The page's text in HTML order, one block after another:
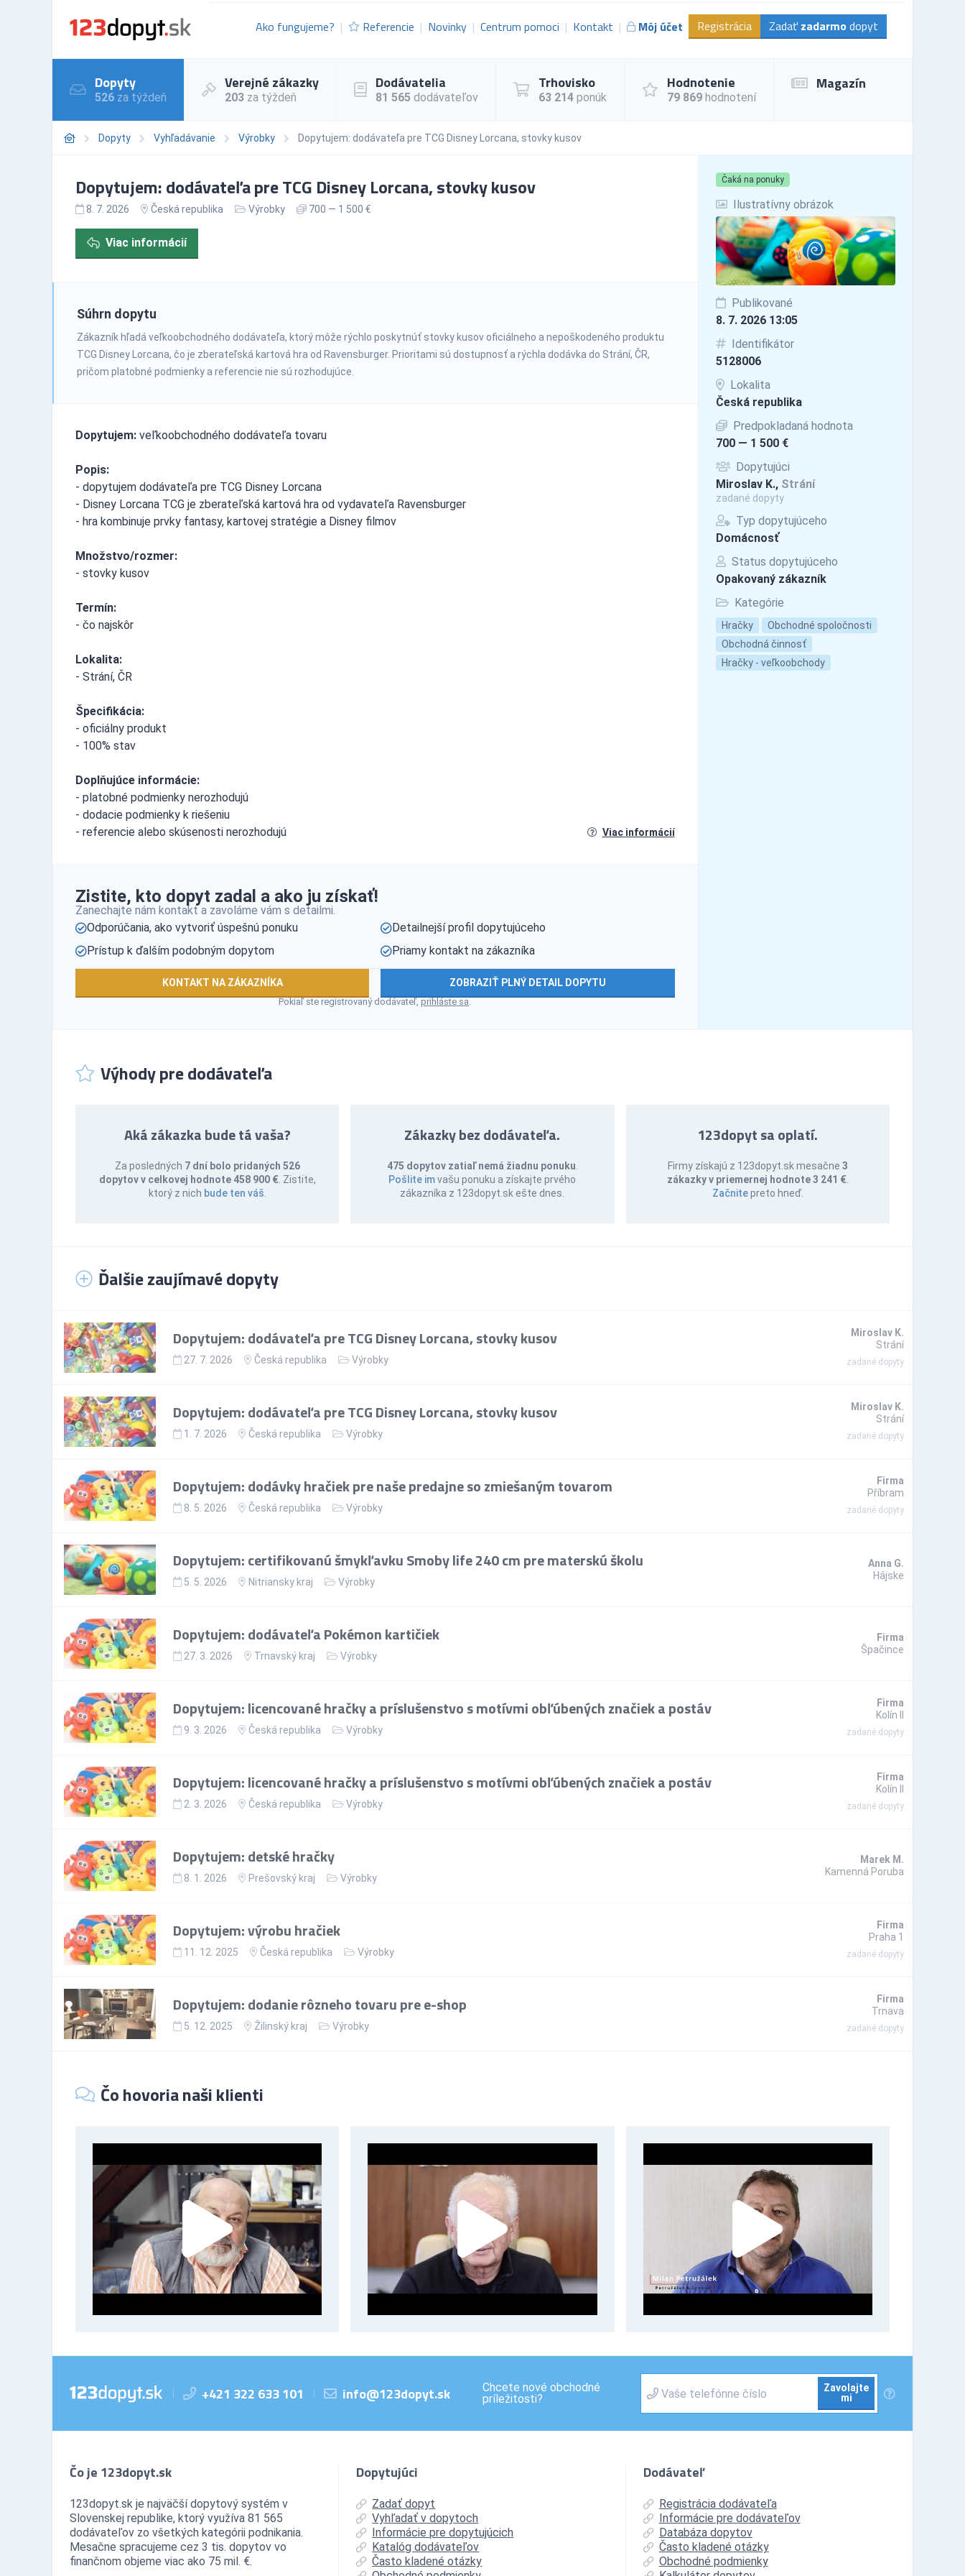
Ako fungujeme? Referencie Novinky Centrum pomoci Kontakt Môj účet Registrácia Zadať zadarmo dopyt
Dopyty
526 za týždeň
Verejné zákazky
203 za týždeň
Dodávatelia
81 565 dodávateľov
Trhovisko
63 214 ponúk
Hodnotenie
79 869 hodnotení
Magazín
Dopyty Vyhľadávanie Výrobky Dopytujem: dodávateľa pre TCG Disney Lorcana, stovky kusov
Čaká na ponuky
Ilustratívny obrázok
Publikované
8. 7. 2026 13:05
Identifikátor
5128006
Lokalita
Česká republika
Predpokladaná hodnota
700 — 1 500 €
Dopytujúci
Miroslav K., Strání
zadané dopyty
Typ dopytujúceho
Domácnosť
Status dopytujúceho
Opakovaný zákazník
Kategórie
Hračky
Obchodné spoločnosti
Obchodná činnosť
Hračky - veľkoobchody
Dopytujem: dodávateľa pre TCG Disney Lorcana, stovky kusov
8. 7. 2026 Česká republika Výrobky 700 — 1 500 €
Viac informácií
Súhrn dopytu
Zákazník hľadá veľkoobchodného dodávateľa, ktorý môže rýchlo poskytnúť stovky kusov oficiálneho a nepoškodeného produktu
TCG Disney Lorcana, čo je zberateľská kartová hra od Ravensburger. Prioritami sú dostupnosť a rýchla dodávka do Strání, ČR,
pričom platobné podmienky a referencie nie sú rozhodujúce.
Dopytujem: veľkoobchodného dodávateľa tovaru
Popis:
- dopytujem dodávateľa pre TCG Disney Lorcana
- Disney Lorcana TCG je zberateľská kartová hra od vydavateľa Ravensburger
- hra kombinuje prvky fantasy, kartovej stratégie a Disney filmov
Množstvo/rozmer:
- stovky kusov
Termín:
- čo najskôr
Lokalita:
- Strání, ČR
Špecifikácia:
- oficiálny produkt
- 100% stav
Doplňujúce informácie:
- platobné podmienky nerozhodujú
- dodacie podmienky k riešeniu
- referencie alebo skúsenosti nerozhodujú
Viac informácií
Zistite, kto dopyt zadal a ako ju získať!
Zanechajte nám kontakt a zavoláme vám s detailmi.
Odporúčania, ako vytvoriť úspešnú ponuku
Detailnejší profil dopytujúceho
Prístup k ďalším podobným dopytom
Priamy kontakt na zákazníka
KONTAKT NA ZÁKAZNÍKA ZOBRAZIŤ PLNÝ DETAIL DOPYTU
Pokiaľ ste registrovaný dodávateľ,prihláste sa.
Výhody pre dodávateľa
Aká zákazka bude tá vaša?
Za posledných 7 dní bolo pridaných 526
dopytov v celkovej hodnote 458 900 €. Zistite,
ktorý z nich bude ten váš
Zákazky bez dodávateľa.
475 dopytov zatiaľ nemá žiadnu ponuku
Pošlite imvašu ponuku a získajte prvého
zákazníka z 123dopyt.sk ešte dnes.
123dopyt sa oplatí.
Firmy získajú z 123dopyt.sk mesačne 3
zákazky v priemernej hodnote 3 241 €.
Začnitepreto hneď.
Ďalšie zaujímavé dopyty
Dopytujem: dodávateľa pre TCG Disney Lorcana, stovky kusov
27. 7. 2026 Česká republika Výrobky
Miroslav K.
Strání
zadané dopyty
Dopytujem: dodávateľa pre TCG Disney Lorcana, stovky kusov
1. 7. 2026 Česká republika Výrobky
Miroslav K.
Strání
zadané dopyty
Dopytujem: dodávky hračiek pre naše predajne so zmiešaným tovarom
8. 5. 2026 Česká republika Výrobky
Firma
Příbram
zadané dopyty
Dopytujem: certifikovanú šmykľavku Smoby life 240 cm pre materskú školu
5. 5. 2026 Nitriansky kraj Výrobky
Anna G.
Hájske
Dopytujem: dodávateľa Pokémon kartičiek
27. 3. 2026 Trnavský kraj Výrobky
Firma
Špačince
Dopytujem: licencované hračky a príslušenstvo s motívmi obľúbených značiek a postáv
9. 3. 2026 Česká republika Výrobky
Firma
Kolín II
zadané dopyty
Dopytujem: licencované hračky a príslušenstvo s motívmi obľúbených značiek a postáv
2. 3. 2026 Česká republika Výrobky
Firma
Kolín II
zadané dopyty
Dopytujem: detské hračky
8. 1. 2026 Prešovský kraj Výrobky
Marek M.
Kamenná Poruba
Dopytujem: výrobu hračiek
11. 12. 2025 Česká republika Výrobky
Firma
Praha 1
zadané dopyty
Dopytujem: dodanie rôzneho tovaru pre e-shop
5. 12. 2025 Žilinský kraj Výrobky
Firma
Trnava
zadané dopyty
Čo hovoria naši klienti
+421 322 633 101 info@123dopyt.sk
Chcete nové obchodné
príležitosti?
Zavolajte
mi
Čo je 123dopyt.sk
123dopyt.sk je najväčší dopytový systém v
Slovenskej republike, ktorý využíva 81 565
dodávateľov zo všetkých kategórii podnikania.
Mesačne spracujeme cez 3 tis. dopytov vo
finančnom objeme viac ako 75 mil. €.
Dopytujúci
Zadať dopyt
Vyhľadať v dopytoch
Informácie pre dopytujúcich
Katalóg dodávateľov
Často kladené otázky
Dodávateľ
Registrácia dodávateľa
Informácie pre dodávateľov
Databáza dopytov
Často kladené otázky
Obchodné podmienky